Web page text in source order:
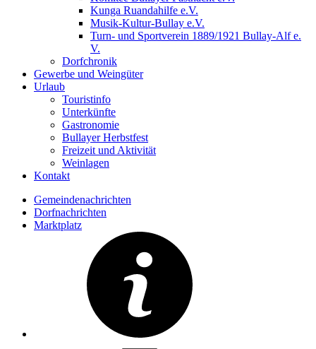
Kunga Ruandahilfe e.V.
Musik-Kultur-Bullay e.V.
Turn- und Sportverein 1889/1921 Bullay-Alf e.
V.
Dorfchronik
Gewerbe und Weingüter
Urlaub
Touristinfo
Unterkünfte
Gastronomie
Bullayer Herbstfest
Freizeit und Aktivität
Weinlagen
Kontakt
Gemeindenachrichten
Dorfnachrichten
Marktplatz